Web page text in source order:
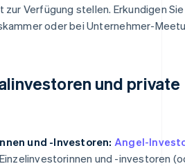
zur Verfügung stellen. Erkundigen
oder bei Unternehmer-
und private
und -Investoren: Angel-
und -investoren